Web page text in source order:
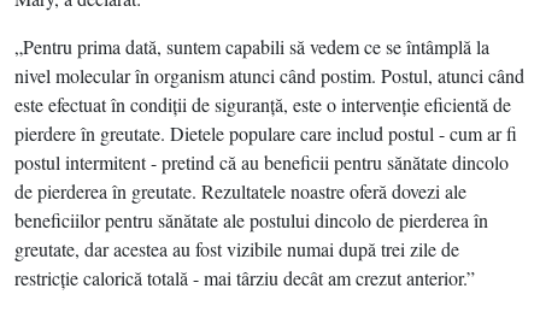
„Pentru prima dată, suntem capabili să vedem ce se întâmplă la
nivel molecular în organism atunci când postim. Postul, atunci când
este efectuat în condiţii de siguranţă, este o intervenţie eficientă de
pierdere în greutate. Dietele populare care includ postul - cum ar fi
postul intermitent - pretind că au beneficii pentru sănătate dincolo
de pierderea în greutate. Rezultatele noastre oferă dovezi ale
beneficiilor pentru sănătate ale postului dincolo de pierderea în
greutate, dar acestea au fost vizibile numai după trei zile de
restricţie calorică totală - mai târziu decât am crezut anterior.”